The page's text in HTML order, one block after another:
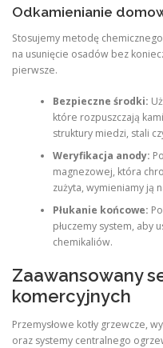
Odkamienianie
Stosujemy metodę
na usunięcie osadów bez
pierwsze.
Bezpieczne środki:
które rozpuszczają
struktury miedzi, stali
Weryfikacja anody:
magnezowej, która
zużyta, wymieniamy ją
Płukanie końcowe:
płuczemy system, aby
chemikaliów.
Zaawansowany
komercyjnych
Przemysłowe kotły grzewcze,
oraz systemy centralnego